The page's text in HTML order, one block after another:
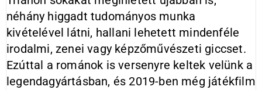
néhány higgadt tudományos munka
kivételével látni, hallani lehetett mindenféle
irodalmi, zenei vagy képzőművészeti giccset.
Ezúttal a románok is versenyre keltek velünk a
legendagyártásban, és 2019-ben még játékfilm